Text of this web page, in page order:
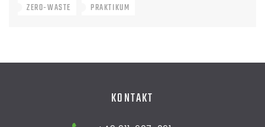
ZERO-WASTE
PRAKTIKUM
KONTAKT